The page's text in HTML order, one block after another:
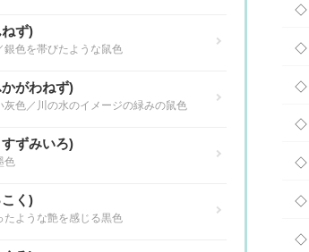
ず)
銀色を帯びたような鼠色
がわねず)
灰色／川の水のイメージの緑みの鼠色
ずみいろ)
色
く)
たような艶を感じる黒色